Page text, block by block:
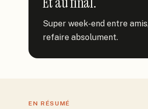
Super week-end entre
refaire absolument.
EN RÉSUMÉ